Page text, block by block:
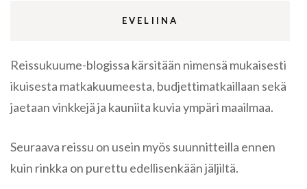
EVELIINA
Reissukuume-blogissa kärsitään nimensä mukaisesti
ikuisesta matkakuumeesta, budjettimatkaillaan sekä
jaetaan vinkkejä ja kauniita kuvia ympäri maailmaa.
Seuraava reissu on usein myös suunnitteilla ennen
kuin rinkka on purettu edellisenkään jäljiltä.